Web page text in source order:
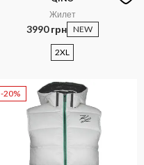
Жилет
3990 грн NEW
2XL
-20%